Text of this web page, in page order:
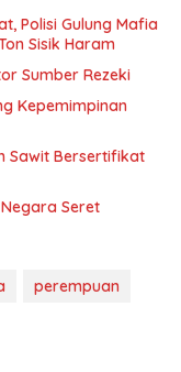
Polisi Gulung Mafia
Sisik Haram
Sumber Rezeki
Kepemimpinan
Sawit Bersertifikat
Seret
perempuan